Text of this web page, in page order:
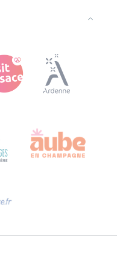
Grand Est
E-Mail an